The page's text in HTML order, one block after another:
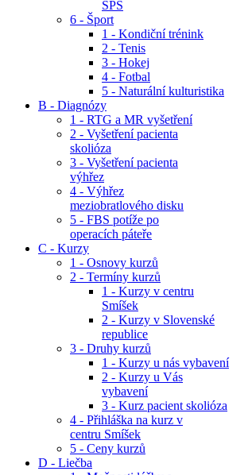
SPS
6 - Šport
1 - Kondiční trénink
2 - Tenis
3 - Hokej
4 - Fotbal
5 - Naturální kulturistika
B - Diagnózy
1 - RTG a MR vyšetření
2 - Vyšetření pacienta
skolióza
3 - Vyšetření pacienta
výhřez
4 - Výhřez
meziobratlového disku
5 - FBS potíže po
operacích páteře
C - Kurzy
1 - Osnovy kurzů
2 - Termíny kurzů
1 - Kurzy v centru
Smíšek
2 - Kurzy v Slovenské
republice
3 - Druhy kurzů
1 - Kurzy u nás vybavení
2 - Kurzy u Vás
vybavení
3 - Kurz pacient skolióza
4 - Přihláška na kurz v
centru Smíšek
5 - Ceny kurzů
D - Liečba